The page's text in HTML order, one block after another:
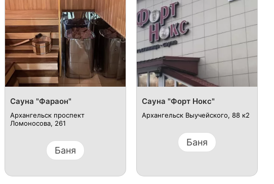
Сауна "Фараон"
Архангельск ​проспект
Ломоносова, 261
Баня
Сауна "Форт Нокс"
Архангельск ​Выучейского, 88 к2
Баня